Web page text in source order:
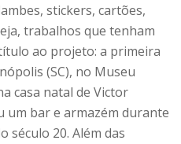
stickers, cartões,
trabalhos que tenham
ao projeto: a primeira
(SC), no Museu
casa natal de Victor
um bar e armazém durante
século 20. Além das